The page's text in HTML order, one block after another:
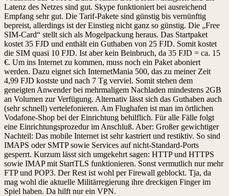
Latenz des Netzes sind gut. Skype funktioniert bei ausreichend
Empfang sehr gut. Die Tarif-Pakete sind günstig bis vernünftig
bepreist, allerdings ist der Einstieg nicht ganz so günstig. Die „Free
SIM-Card“ stellt sich als Mogelpackung heraus. Das Startpaket
kostet 35 FJD und enthält ein Guthaben von 25 FJD. Somit kostet
die SIM quasi 10 FJD. Ist aber kein Beinbruch, da 35 FJD = ca. 15
€. Um ins Internet zu kommen, muss noch ein Paket aboniert
werden. Dazu eignet sich InternetMania 500, das zu meiner Zeit
4,99 FJD kostste und nach 7 Tg verviel. Somit stehen dem
geneigten Anwender bei mehrmaligem Nachladen mindestens 2GB
an Volumen zur Verfügung. Alternativ lässt sich das Guthaben auch
(sehr schnell) vertelefonieren. Am Flughafen ist man im örtlichen
Vodafone-Shop bei der Einrichtung behilflich. Für alle Fälle folgt
eine Einrichtungsprozedur im Anschluß. Aber: Großer gewichtiger
Nachteil: Das mobile Internet ist sehr kastriert und restiktiv. So sind
IMAPS oder SMTP sowie Services auf nicht-Standard-Ports
gesperrt. Kurzum lässt sich umgekehrt sagen: HTTP und HTTPS
sowie IMAP mit StartTLS funktionieren. Sonst vermutlich nur mehr
FTP und POP3. Der Rest ist wohl per Firewall geblockt. Tja, da
mag wohl die aktuelle Militärregierung ihre dreckigen Finger im
Spiel haben. Da hilft nur ein VPN.